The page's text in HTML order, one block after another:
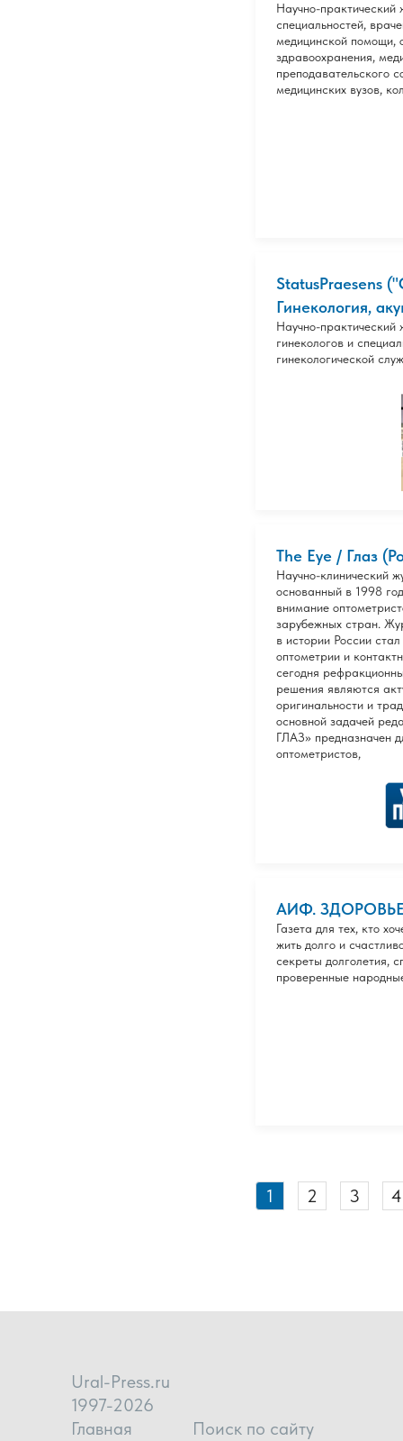
Научно-практический
специальностей,
медицинской помощи,
здравоохранения,
преподавательского
медицинских вузов,
StatusPraesens
Гинекология,
Научно-
гинекологов и
гинекологической
The Eye / Глаз
Научно-клинический
основанный в 1998
внимание
зарубежных стран.
в истории России
оптометрии и
сегодня
решения являются
оригинальности и
основной задачей
ГЛАЗ» предназначен
оптометристов,
АИФ.
Газета для тех, кто
жить долго и
секреты долголетия,
проверенные
1 2 3 4
Ural-Press.ru
1997-2026
Главная
Поиск по сайту